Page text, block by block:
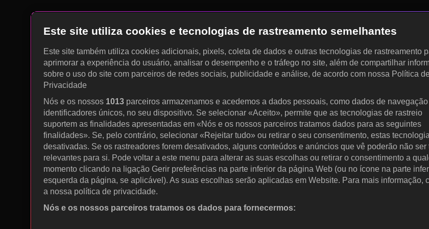
Este site utiliza cookies e tecnologias de rastreamento semelhantes
Este site também utiliza cookies adicionais, pixels, coleta de dados e outras tecnologias de rastreamento
aprimorar a experiência do usuário, analisar o desempenho e o tráfego no site, além de compartilhar
sobre o uso do site com parceiros de redes sociais, publicidade e análise, de acordo com nossa Política de
Privacidade
Nós e os nossos 1013 parceiros armazenamos e acedemos a dados pessoais, como dados de navegação
identificadores únicos, no seu dispositivo. Se selecionar «Aceito», permite que as tecnologias de rastreio
suportem as finalidades apresentadas em «Nós e os nossos parceiros tratamos dados para as seguintes
finalidades». Se, pelo contrário, selecionar «Rejeitar tudo» ou retirar o seu consentimento, estas
desativadas. Se os rastreadores forem desativados, alguns conteúdos e anúncios que vê poderão não ser
relevantes para si. Pode voltar a este menu para alterar as suas escolhas ou retirar o consentimento a
momento clicando na ligação Gerir preferências na parte inferior da página Web (ou no ícone na parte
esquerda da página, se aplicável). As suas escolhas serão aplicadas em Website. Para mais informação,
a nossa política de privacidade.
Nós e os nossos parceiros tratamos os dados para fornecermos: